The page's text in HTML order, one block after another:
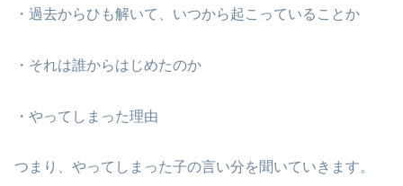
・過去からひも解いて、いつから起こっていることか
・それは誰からはじめたのか
・やってしまった理由
つまり、やってしまった子の言い分を聞いていきます。